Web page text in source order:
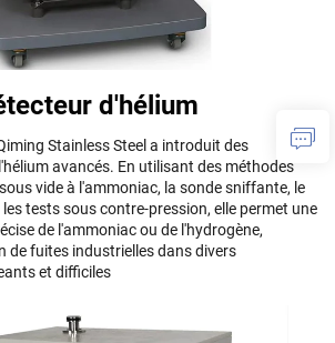
d'hélium
Stainless Steel a introduit des
avancés. En utilisant des méthodes
vide à l'ammoniac, la sonde sniffante, le
tests sous contre-pression, elle permet une
de l'ammoniac ou de l'hydrogène,
de fuites industrielles dans divers
et difficiles